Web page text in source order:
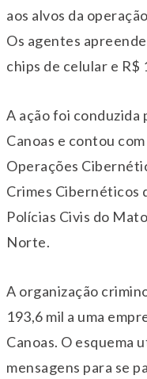
aos alvos da
Os agentes
chips de celular e R$
A ação foi conduzida
Canoas e contou
Operações
Crimes Cibernéticos
Polícias Civis do
Norte.
A organização
193,6 mil a uma
Canoas. O esquema
mensagens para se